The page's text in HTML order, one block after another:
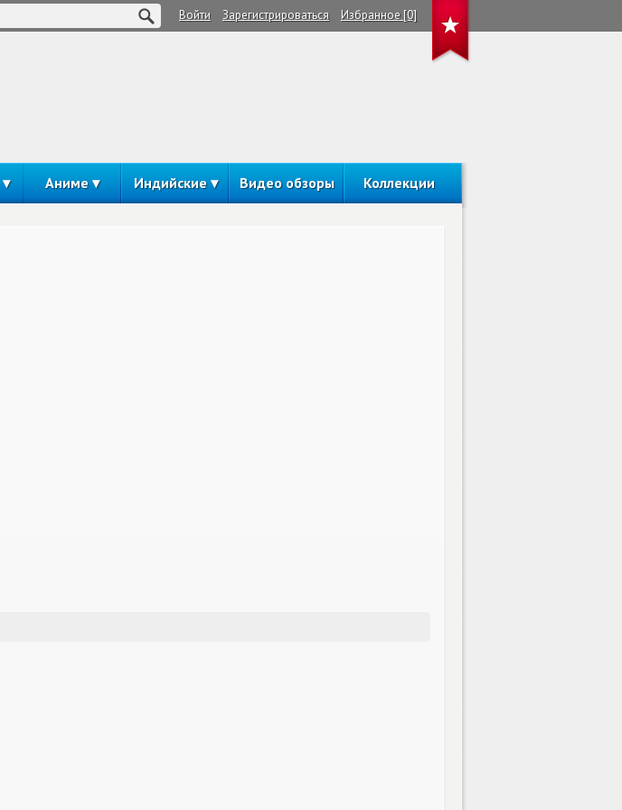
Войти Зарегистрироваться Избранное [0]
Аниме Индийские Видео обзоры Коллекции